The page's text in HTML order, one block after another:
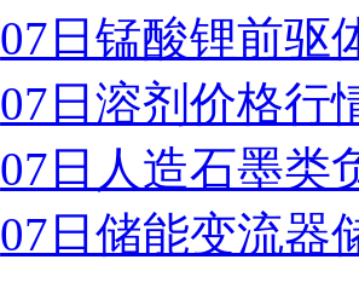
07日锰酸锂前驱
07日溶剂价格行
07日人造石墨类
07日储能变流器